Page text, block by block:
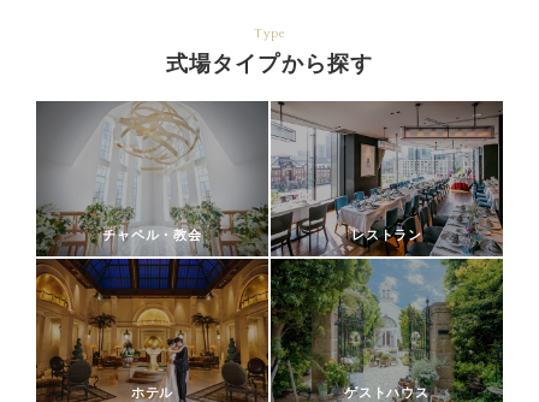
Type
式場タイプから探す
チャペル・教会 レストラン
ホテル ゲストハウス